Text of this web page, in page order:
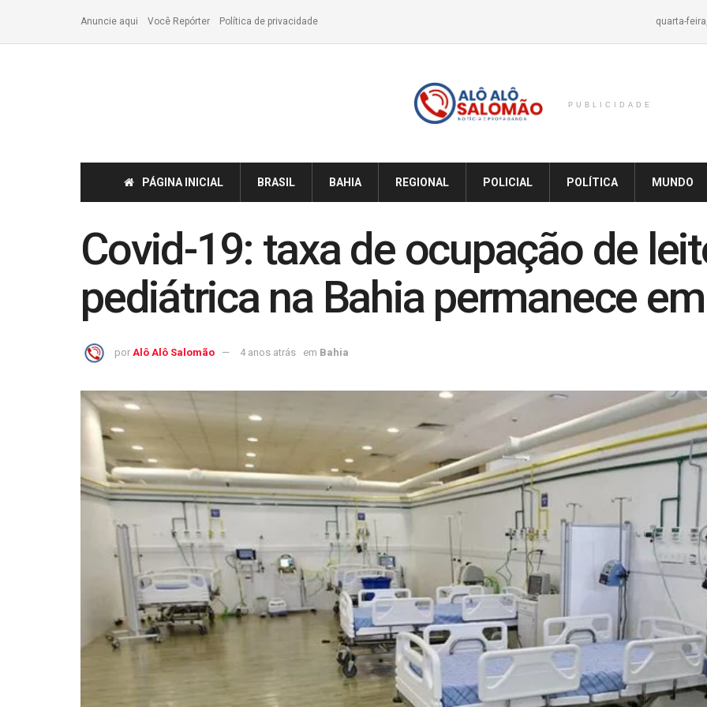
Anuncie aqui Você Repórter Política de privacidade quarta-
PUBLICIDADE
PÁGINA INICIAL BRASIL BAHIA REGIONAL POLICIAL POLÍTICA MUNDO
Covid-19: taxa de ocupação de
pediátrica na Bahia permanece
por Alô Alô Salomão 4 anos atrás em Bahia